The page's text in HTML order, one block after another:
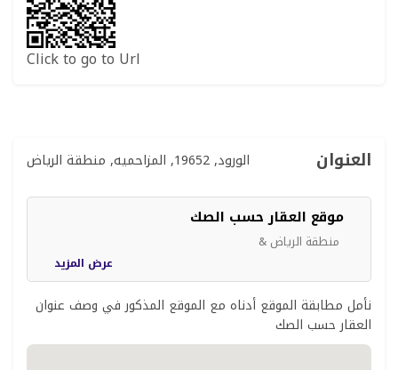
Click to go to Url
العنوان الورود, 19652, المزاحميه, منطقة الرياض
موقع العقار حسب الصك
منطقة الرياض &
عرض المزيد
نأمل مطابقة الموقع أدناه مع الموقع المذكور في وصف عنوان
العقار حسب الصك